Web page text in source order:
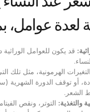
لعدة عوامل،
: قد يكون للعوامل
التغيرات الهرمونية، مثل تلك
أو توقف الدورة الشهرية
الشعر.
والتغذية: التوتر، ونقص